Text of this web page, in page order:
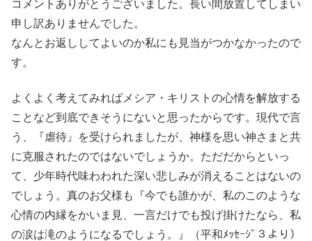
コメントありがとうございました。長い間放置してしまい
申し訳ありませんでした。
なんとお返ししてよいのか私にも見当がつかなかったので
す。
よくよく考えてみればメシア・キリストの心情を解放する
ことなど到底できそうにないと思ったからです。現代で言
う、『虐待』を受けられましたが、神様を思い神さまと共
に克服されたのではないでしょうか。ただだからといっ
て、少年時代味わわれた深い悲しみが消えることはないの
でしょう。真のお父様も『今でも誰かが、私のこのような
心情の内縁をかいま見、一言だけでも投げ掛けたなら、私
の涙は滝のようになるでしょう。』（平和ﾒｯｾｰｼﾞ３より）